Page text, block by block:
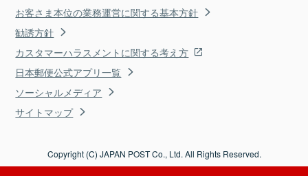
お客さま本位の業務運営に関する基本方針
勧誘方針
カスタマーハラスメントに関する考え方
日本郵便公式アプリ一覧
ソーシャルメディア
サイトマップ
Copyright (C) JAPAN POST Co., Ltd. All Rights Reserved.